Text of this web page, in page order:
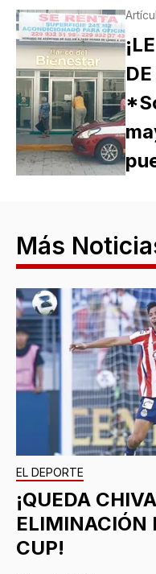
Más
EL DEPORTE
¡QUEDA
ELIMINACIÓN
CUP!